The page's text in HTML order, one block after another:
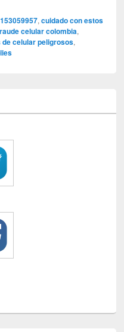
,cuidado con estos
celular colombia,
de celular peligrosos,